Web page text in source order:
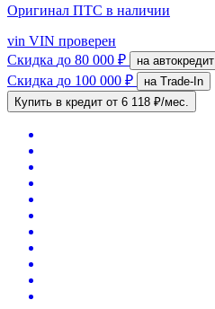
Оригинал ПТС в наличии
vin VIN проверен
Скидка до 80 000 ₽ на автокредит
Скидка до 100 000 ₽
на Trade-In
Купить в кредит от 6 118 ₽/мес.